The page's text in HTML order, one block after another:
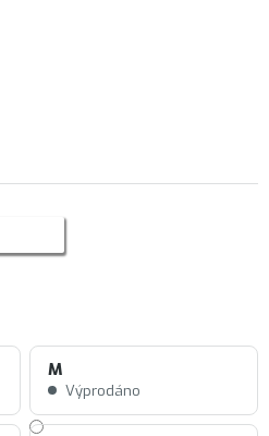
M
Výprodáno